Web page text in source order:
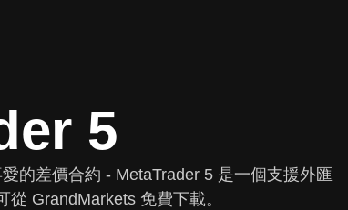
5
的差價合約 - MetaTrader 5 是一個支援外匯
GrandMarkets 免費下載。